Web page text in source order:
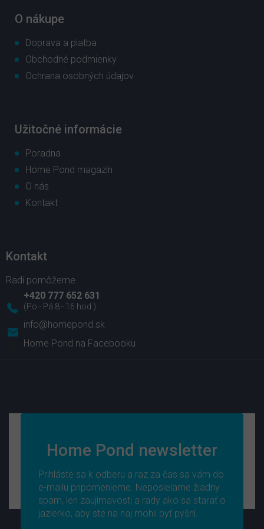
O nákupe
Doprava a platba
Obchodné podmienky
Ochrana osobných údajov
Užitočné informácie
Poradna
Home Pond magazín
O nás
Kontakt
Kontakt
info@homepond.sk
+420 777 652 631
Home Pond na Facebooku
Home Pond newsletter
Prihláste sa k odberu a raz za čas sa vám do
e-mailu pripomenieme. Neposielame žiadny
spam, len zaujímavosti a rady ako sa starať o
jazierko, aby ste na naj mohli byť pyšní.